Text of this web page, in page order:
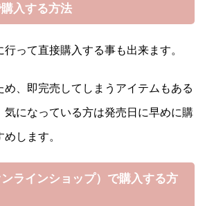
入する方法
って直接購入する事も出来ます。
、即完売してしまうアイテムもある
気になっている方は発売日に早めに購
します。
ラインショップ）で購入する方